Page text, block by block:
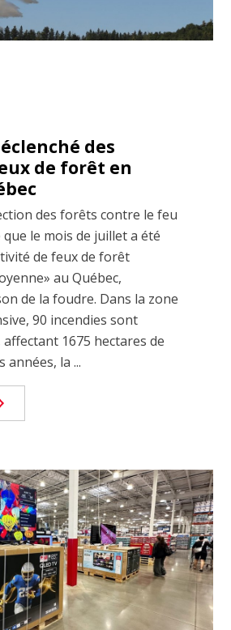
des
de forêt en
des forêts contre le feu
que le mois de juillet a été
de feux de forêt
au Québec,
de la foudre. Dans la zone
90 incendies sont
1675 hectares de
années, la ...